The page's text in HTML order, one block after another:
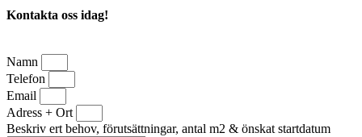
Kontakta oss idag!
Namn
Telefon
Email
Adress + Ort
Beskriv ert behov, förutsättningar, antal m2 & önskat startdatum